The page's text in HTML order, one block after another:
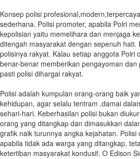
Konsep polisi
sederhana. Polisi promoter, apabila Polri
kepolisian yaitu memelihara dan menjaga
ditengah masyarakat dengan sepenuh hati.
polisinya rakyat. Kalau setiap anggota Polri
benar-benar memberikan pengayoman dan
pasti polisi dihargai rakyat.
Polisi adalah kumpulan orang-orang baik
kehidupan, agar selalu tentram ,damai
sehari-hari. Keberhasilan polisi bukan
orang yang ditangkap dan dimasukkan
grafik naik turunnya angka kejahatan. Polisi
apabila tidak ada warga yang ditangkap,
ketertiban masyarakat kondusif. O Edison